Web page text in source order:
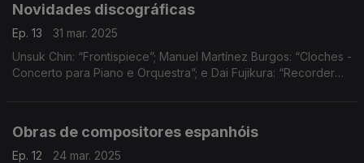
Novidades discográficas
Ep. 13
31 mar. 2025
Unsuk Chin: “Frontispiece”; Manuel Martínez Burgos: “Cloches -
Concerto para Piano e Orquestra”; e Dai Fujikura: “Recorder
Obras de compositores espanhóis
Ep. 12
24 mar. 2025